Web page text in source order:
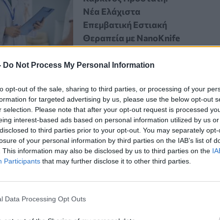
Do Not Process My Personal Information
opt-out of the sale, sharing to third parties, or processing of your
for targeted advertising by us, please use the below opt-out
selection. Please note that after your opt-out request is processed
interest-based ads based on personal information utilized by us
to third parties prior to your opt-out. You may separately
of your personal information by third parties on the IAB’s list of
This information may also be disclosed by us to third parties on the
Participants that may further disclose it to other third parties.
Data Processing Opt Outs
Νέα Ελάχιστα
Επεμβατική Εστιακή
Θεραπεία με NanoKnife
υπερβάλλοντος βάρους είναι
κατάστασης του σώματος,
πάντοτε να γίνεται σταδιακά,
έως την ανάκτηση του
ιατρική παρακολούθηση από